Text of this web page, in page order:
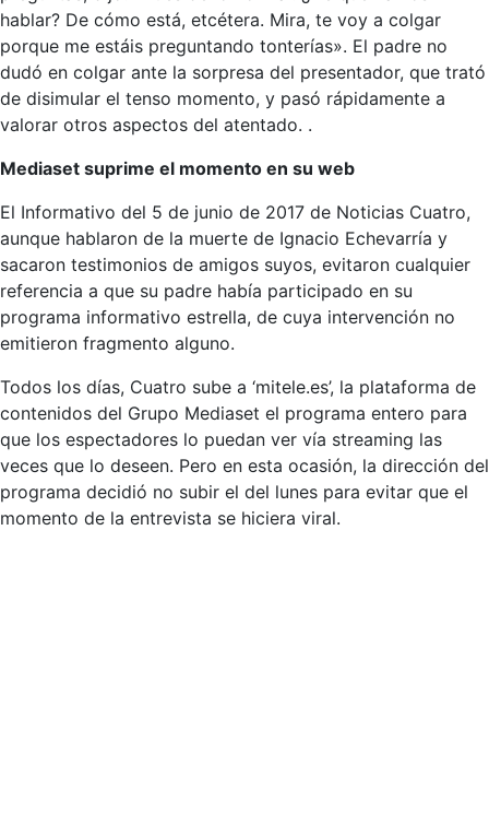
hablar? De cómo está, etcétera. Mira, te voy a colgar
porque me estáis preguntando tonterías». El padre no
dudó en colgar ante la sorpresa del presentador, que trató
de disimular el tenso momento, y pasó rápidamente a
valorar otros aspectos del atentado. .
Mediaset suprime el momento en su web
El Informativo del 5 de junio de 2017 de Noticias Cuatro,
aunque hablaron de la muerte de Ignacio Echevarría y
sacaron testimonios de amigos suyos, evitaron cualquier
referencia a que su padre había participado en su
programa informativo estrella, de cuya intervención no
emitieron fragmento alguno.
Todos los días, Cuatro sube a ‘mitele.es’, la plataforma de
contenidos del Grupo Mediaset el programa entero para
que los espectadores lo puedan ver vía streaming las
veces que lo deseen. Pero en esta ocasión, la dirección del
programa decidió no subir el del lunes para evitar que el
momento de la entrevista se hiciera viral.